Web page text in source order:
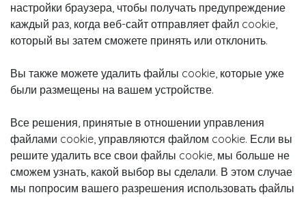
настройки браузера, чтобы получать предупреждение
каждый раз, когда веб-сайт отправляет файл cookie,
который вы затем сможете принять или отклонить.
Вы также можете удалить файлы cookie, которые уже
были размещены на вашем устройстве.
Все решения, принятые в отношении управления
файлами cookie, управляются файлом cookie. Если вы
решите удалить все свои файлы cookie, мы больше не
сможем узнать, какой выбор вы сделали. В этом случае
мы попросим вашего разрешения использовать файлы